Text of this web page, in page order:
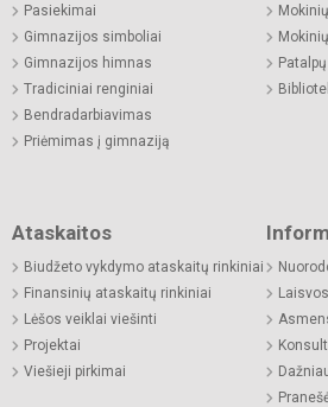
Pasiekimai
Gimnazijos simboliai
Gimnazijos himnas
Tradiciniai renginiai
Bendradarbiavimas
Priėmimas į gimnaziją
Ataskaitos
Biudžeto vykdymo ataskaitų rinkiniai
Finansinių ataskaitų rinkiniai
Lėšos veiklai viešinti
Projektai
Viešieji pirkimai